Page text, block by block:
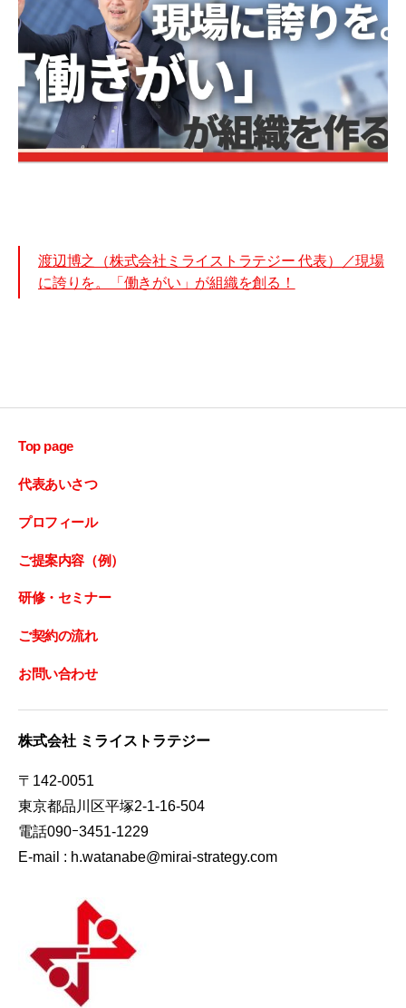
渡辺博之（株式会社ミライストラテジー 代表）／現場
に誇りを。「働きがい」が組織を創る！
Top page
代表あいさつ
プロフィール
ご提案内容（例）
研修・セミナー
ご契約の流れ
お問い合わせ
株式会社 ミライストラテジー
〒142-0051
東京都品川区平塚2-1-16-504
電話090ｰ3451-1229
E-mail : h.watanabe@mirai-strategy.com